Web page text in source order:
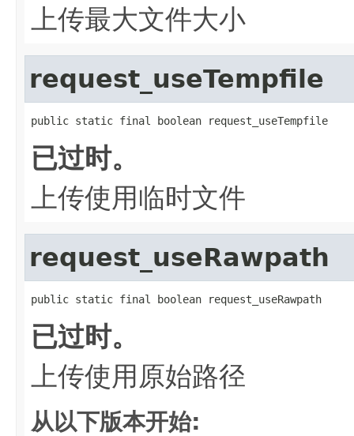
上传最大文件大小
request_useTempfile
public static final boolean request_useTempfile
已过时。
上传使用临时文件
request_useRawpath
public static final boolean request_useRawpath
已过时。
上传使用原始路径
从以下版本开始: